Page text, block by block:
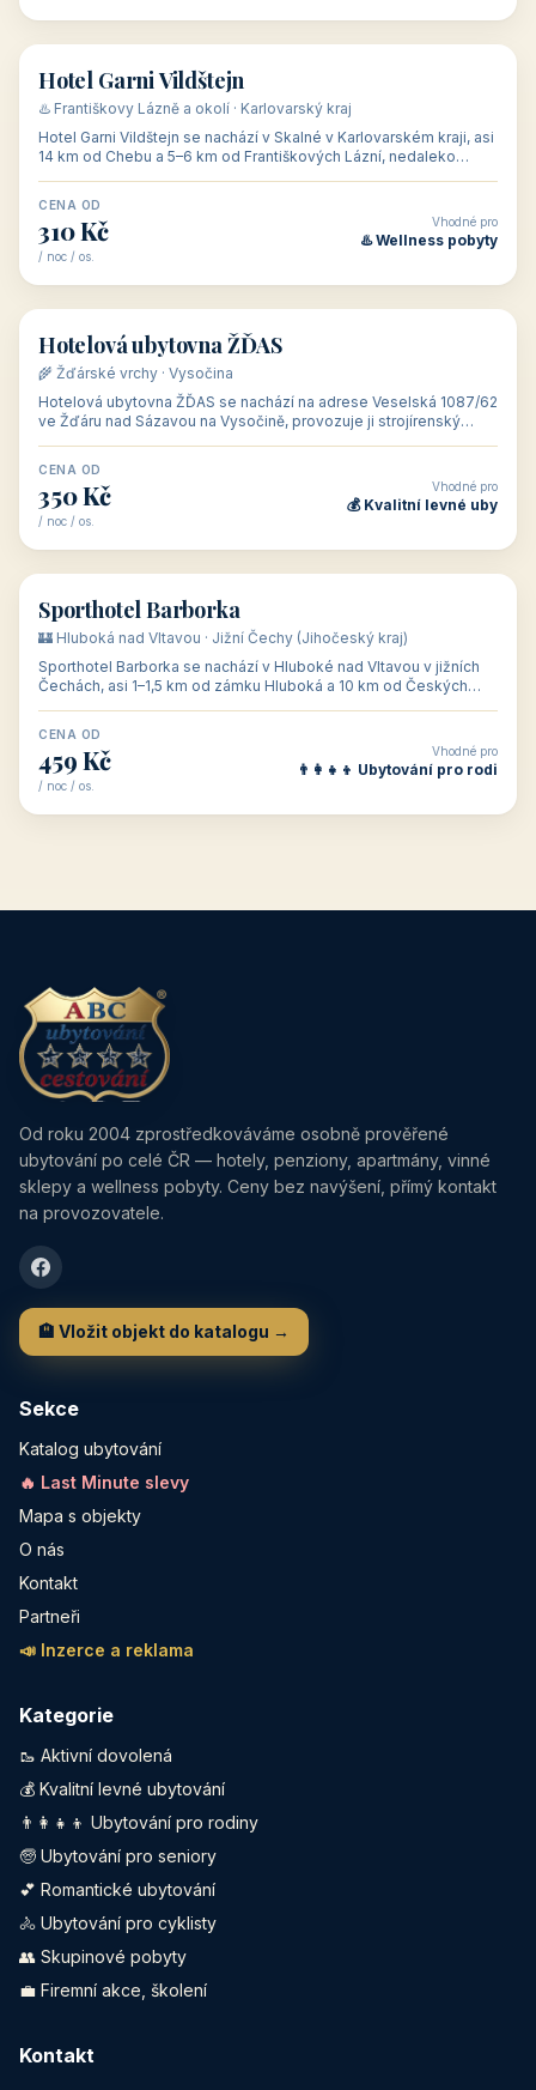
🏨 hotel
Hotel Garni Vildštejn
♨️ Františkovy Lázně a okolí · Karlovarský kraj
Hotel Garni Vildštejn se nachází v Skalné v Karlovarském kraji, asi
14 km od Chebu a 5–6 km od Františkových Lázní, nedaleko
CENA OD
310 Kč
/ noc / os.
Vhodné pro
♨️ Wellness pobyty
🥾 turistická ubytovna
Hotelová ubytovna ŽĎAS
🌾 Žďárské vrchy · Vysočina
Hotelová ubytovna ŽĎAS se nachází na adrese Veselská 1087/62
ve Žďáru nad Sázavou na Vysočině, provozuje ji strojírenský
CENA OD
350 Kč
/ noc / os.
Vhodné pro
💰 Kvalitní levné uby
🏨 hotel
Sporthotel Barborka
🏰 Hluboká nad Vltavou · Jižní Čechy (Jihočeský kraj)
Sporthotel Barborka se nachází v Hluboké nad Vltavou v jižních
Čechách, asi 1–1,5 km od zámku Hluboká a 10 km od Českých
CENA OD
459 Kč
/ noc / os.
Vhodné pro
👨‍👩‍👧‍👦 Ubytování pro rodi
Od roku 2004 zprostředkováváme osobně prověřené
ubytování po celé ČR — hotely, penziony, apartmány, vinné
sklepy a wellness pobyty. Ceny bez navýšení, přímý kontakt
na provozovatele.
🏨 Vložit objekt do katalogu →
Sekce
Katalog ubytování
🔥 Last Minute slevy
Mapa s objekty
O nás
Kontakt
Partneři
📣 Inzerce a reklama
Kategorie
🥾 Aktivní dovolená
💰 Kvalitní levné ubytování
👨‍👩‍👧‍👦 Ubytování pro rodiny
🧓 Ubytování pro seniory
💕 Romantické ubytování
🚴 Ubytování pro cyklisty
👥 Skupinové pobyty
💼 Firemní akce, školení
Kontakt